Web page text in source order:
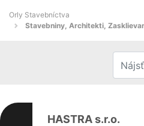
Orly Stavebníctva
Stavebniny, Architekti,
HASTRA s.r.o.